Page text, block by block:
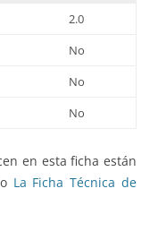
2.0
No
No
No
en esta ficha están
La Ficha Técnica de